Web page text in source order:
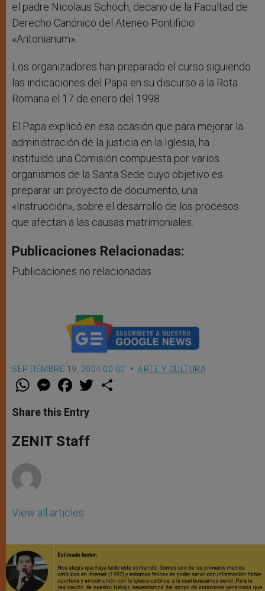
el padre Nicolaus Schöch, decano de la Facultad de
Derecho Canónico del Ateneo Pontificio
«Antonianum».
Los organizadores han preparado el curso siguiendo
las indicaciones del Papa en su discurso a la Rota
Romana el 17 de enero del 1998.
El Papa explicó en esa ocasión que para mejorar la
administración de la justicia en la Iglesia, ha
instituido una Comisión compuesta por varios
organismos de la Santa Sede cuyo objetivo es
preparar un proyecto de documento, una
«Instrucción», sobre el desarrollo de los procesos
que afectan a las causas matrimoniales.
Publicaciones Relacionadas:
Publicaciones no relacionadas.
SEPTIEMBRE 19, 2004 00:00 ARTE Y CULTURA
W
t
s
p
p
M
e
s
e
g
e
F
a
e
b
o
k
w
Share this Entry
ZENIT Staff
View all articles